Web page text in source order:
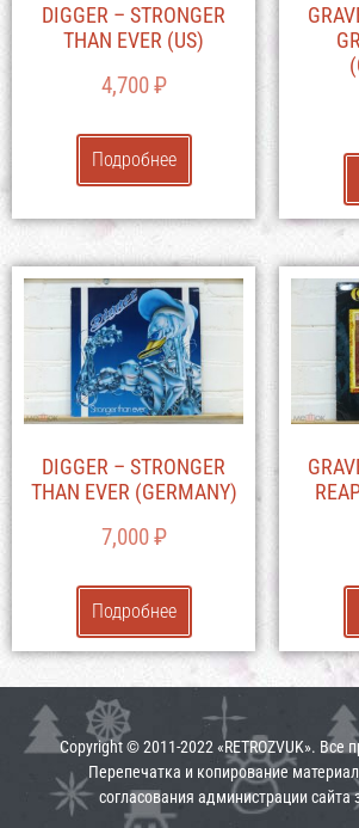
DIGGER – STRONGER
THAN EVER (US)
4,700₽
Подробнее
DIGGER – STRONGER
THAN EVER (GERMANY)
7,000₽
Подробнее
Copyright © 2011-2022 «RETROZVUK».
Перепечатка и копирование
согласования администрации сайта